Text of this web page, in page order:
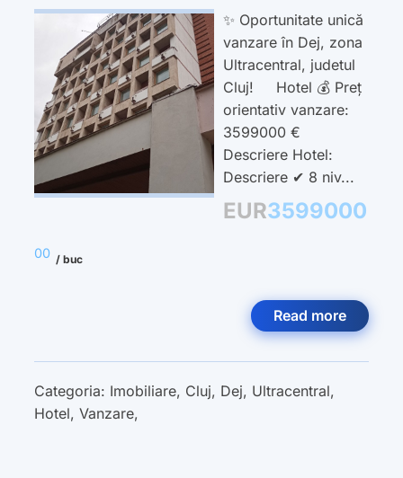
✨ Oportunitate unică
vanzare în Dej, zona
Ultracentral, judetul
Cluj! Hotel 💰 Preț
orientativ vanzare:
3599000 €
Descriere Hotel:
Descriere ✔ 8 niv...
EUR3599000
00 / buc
Read more
Categoria: Imobiliare, Cluj, Dej, Ultracentral,
Hotel, Vanzare,